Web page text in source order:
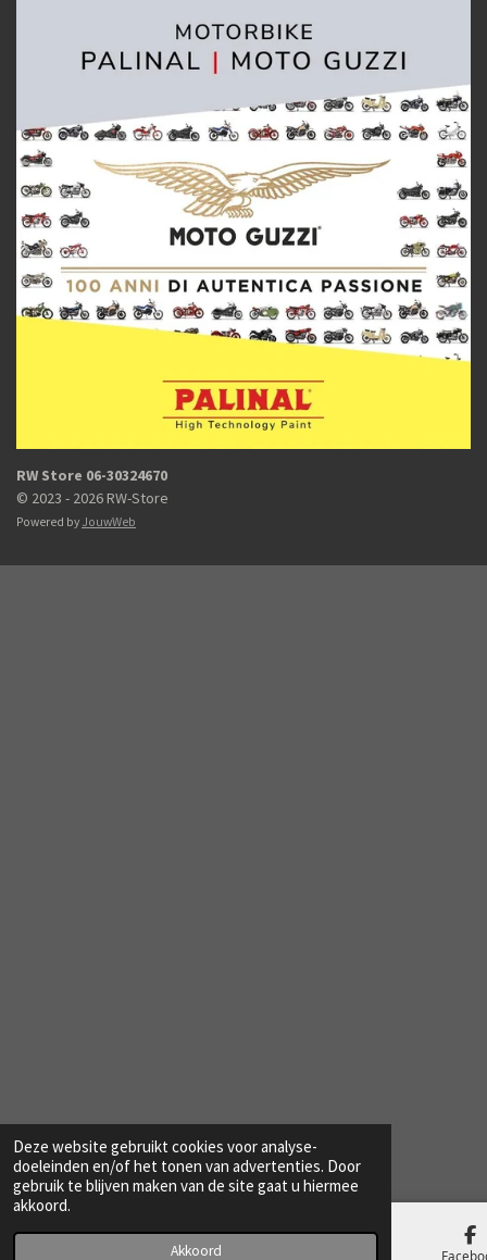
Deze website gebruikt cookies voor analyse-
doeleinden en/of het tonen van advertenties. Door
gebruik te blijven maken van de site gaat u hiermee
akkoord.
Akkoord
RW Store 06-30324670
© 2023 - 2026 RW-Store
Powered by JouwWeb